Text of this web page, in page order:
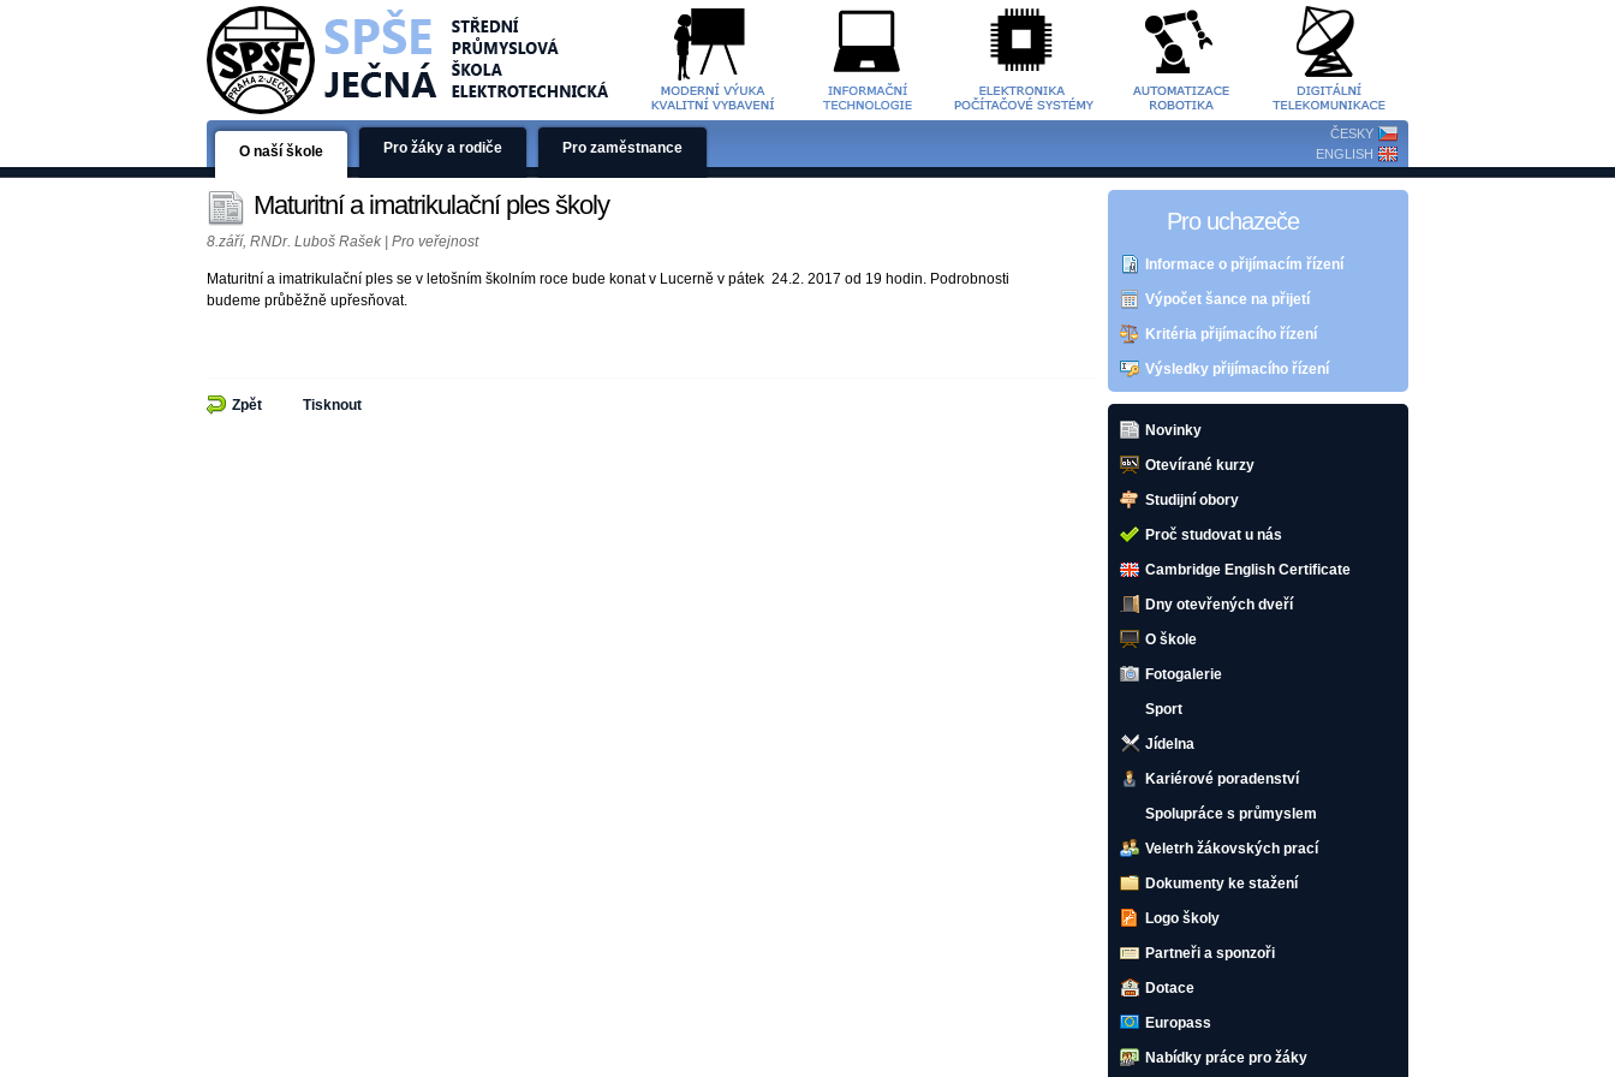
ČESKY
ENGLISH
O naší škole Pro žáky a rodiče Pro zaměstnance
Pro uchazeče
Informace o přijímacím řízení
Výpočet šance na přijetí
Kritéria přijímacího řízení
Výsledky přijímacího řízení
Novinky
Otevírané kurzy
Studijní obory
Proč studovat u nás
Cambridge English Certificate
Dny otevřených dveří
O škole
Fotogalerie
Sport
Jídelna
Kariérové poradenství
Spolupráce s průmyslem
Veletrh žákovských prací
Dokumenty ke stažení
Logo školy
Partneři a sponzoři
Dotace
Europass
Nabídky práce pro žáky
Maturitní a imatrikulační ples školy
8.září, RNDr. Luboš Rašek | Pro veřejnost
Maturitní a imatrikulační ples se v letošním školním roce bude konat v Lucerně v pátek 24.2. 2017 od 19 hodin. Podrobnosti
budeme průběžně upřesňovat.
Zpět Tisknout